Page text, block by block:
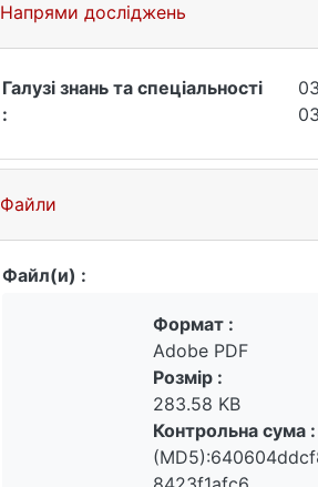
Напрями досліджень
Галузі знань та спеціальності
:
Файли
Файл(и) :
Формат :
Adobe PDF
Розмір :
283.58 KB
Контрольна сума :